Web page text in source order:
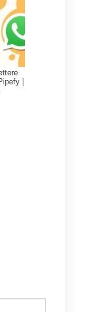
di
e la
Invece, il
di Zapier.
Zapier, le